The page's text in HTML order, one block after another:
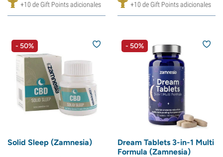
+10 de Gift Points adicionales +10 de Gift Points adicionales
- 50%
Solid Sleep (Zamnesia)
- 50%
Dream Tablets 3-in-1 Multi
Formula (Zamnesia)